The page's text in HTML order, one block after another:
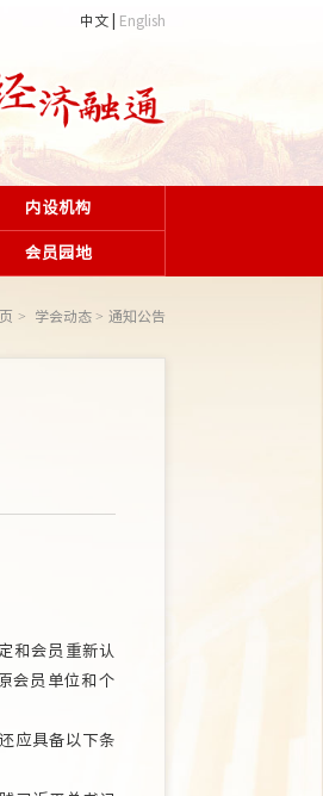
中文 English
内设机构
会员园地
学会动态 通知公告
和会员重新认
会员单位和个
应具备以下条